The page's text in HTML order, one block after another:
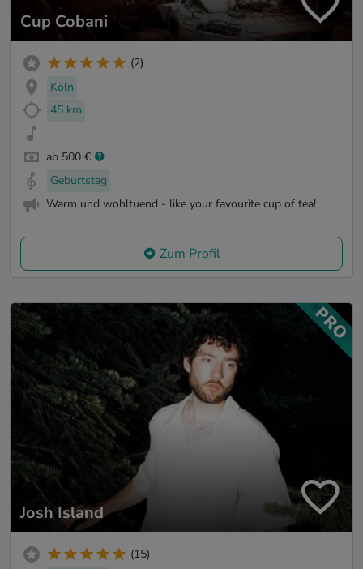
Cup Cobani
(2)
Köln
45 km
ab 500 €
Geburtstag
Warm und wohltuend - like your favourite cup of tea!
Zum Profil
Josh Island
(15)